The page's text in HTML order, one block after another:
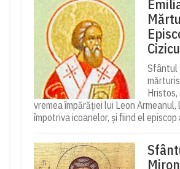
Sfântul
vremea împărăției lui Leon
împotriva icoanelor, și fiind el episcop